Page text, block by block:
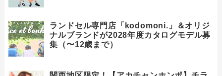
ランドセル専門店「kodomoni.」＆オリジ
ナルブランドが2028年度カタログモデル募
集（〜12歳まで）